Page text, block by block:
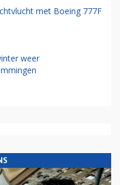
met Boeing 777F
weer